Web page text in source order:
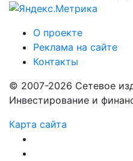
О проекте
Реклама на сайте
Контакты
© 2007-2026 Сетевое
Инвестирование и
Карта сайта